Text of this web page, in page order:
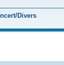
Divers